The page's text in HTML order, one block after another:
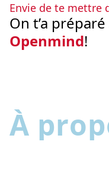
Envie de te mettre
On t’a
Openmind!
À